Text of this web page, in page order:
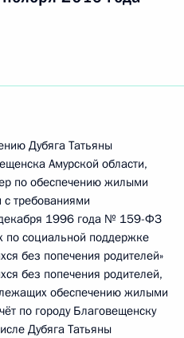
Дубяга Татьяны
Амурской области,
по обеспечению жилыми
требованиями
1996 года № 159-ФЗ
по социальной поддержке
без попечения родителей»
без попечения родителей,
обеспечению жилыми
по городу Благовещенску
Дубяга Татьяны